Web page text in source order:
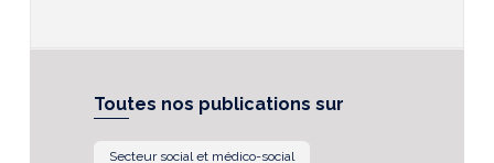
Toutes nos publications sur
Secteur social et médico-social